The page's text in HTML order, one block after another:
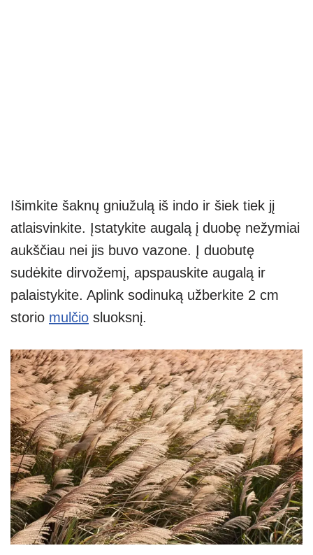
Išimkite šaknų gniužulą iš indo ir šiek tiek jį
atlaisvinkite. Įstatykite augalą į duobę nežymiai
aukščiau nei jis buvo vazone. Į duobutę
sudėkite dirvožemį, apspauskite augalą ir
palaistykite. Aplink sodinuką užberkite 2 cm
storio mulčio sluoksnį.